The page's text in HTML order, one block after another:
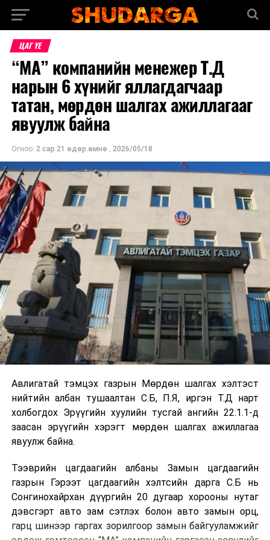
ЦАГ ҮЕ
“МА” компанийн менежер Т.Д
нарын 6 хүнийг яллагдагчаар
татан, мөрдөн шалгах ажиллагааг
явуулж байна
Огноо: 2 сар 21 өдөр.өмнө , 2026/05/18
Авлигатай тэмцэх газрын Мөрдөн шалгах хэлтэст
нийтийн албан тушаалтан С.Б, П.Я, иргэн Т.Д нарт
холбогдох Эрүүгийн хуулийн тусгай ангийн 22.1.1-д
заасан эрүүгийн хэрэгт мөрдөн шалгах ажиллагаа
явуулж байна.
Тээврийн цагдаагийн албаны Замын цагдаагийн
газрын Гэрээт цагдаагийн хэлтсийн дарга С.Б нь
Сонгинохайрхан дүүргийн 20 дугаар хорооны нутаг
дэвсгэрт авто зам сэтлэх болон авто замын орц,
гарц шинээр гаргах зорилгоор замын байгууламжийг